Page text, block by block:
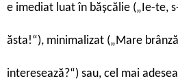
e imediat luat în bășcălie („Ie-te,
ăsta!“), minimalizat („Mare
interesează?“) sau, cel mai